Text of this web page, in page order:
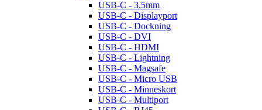
USB-C - 3.5mm
USB-C - Displayport
USB-C - Dockning
USB-C - DVI
USB-C - HDMI
USB-C - Lightning
USB-C - Magsafe
USB-C - Micro USB
USB-C - Minneskort
USB-C - Multiport